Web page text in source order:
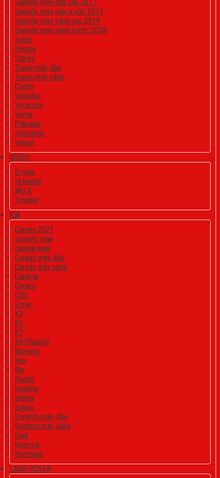
Santafe máy dầu sau 2017
Santafe máy dầu trước 2017
Santafe máy xăng sau 2019
Santafe máy xăng trước 2018
Solati
Sonata
Starex
Tuson máy dầu
Tuson máy xăng
Custin
Veloster
Veracruz
Verna
Palisade
Stargazer
Venue
ISUZU
D max
Hi lander
MU-X
Trooper
KIA
Carens 2021
sorento new
canival new
Carens máy dầu
Carens máy xăng
Carnival
Cerato
CD5
Forte
K3
K5
K7
K9 (Quoris)
Morning
Ray
Rio
Rondo
Sedona
Seltos
Soluto
Sorento máy dầu
Sorento máy xăng
Soul
Spectra
Sportage
LAND ROVER